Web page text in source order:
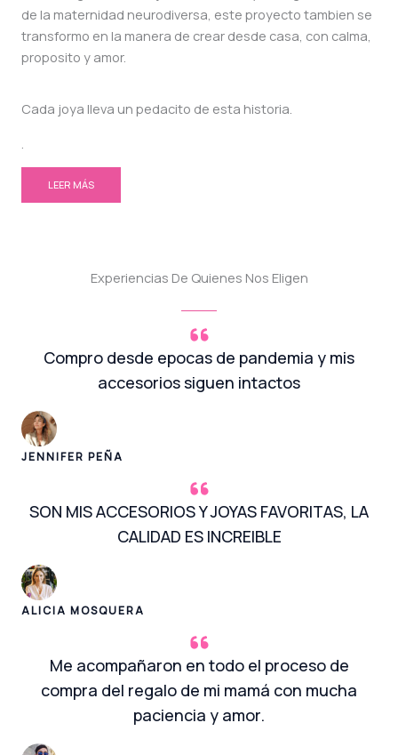
de la maternidad neurodiversa, este proyecto tambien se
transformo en la manera de crear desde casa, con calma,
proposito y amor.
Cada joya lleva un pedacito de esta historia.
.
LEER MÁS
Experiencias De Quienes Nos Eligen
Compro desde epocas de pandemia y mis
accesorios siguen intactos
JENNIFER PEÑA
SON MIS ACCESORIOS Y JOYAS FAVORITAS, LA
CALIDAD ES INCREIBLE
ALICIA MOSQUERA
Me acompañaron en todo el proceso de
compra del regalo de mi mamá con mucha
paciencia y amor.